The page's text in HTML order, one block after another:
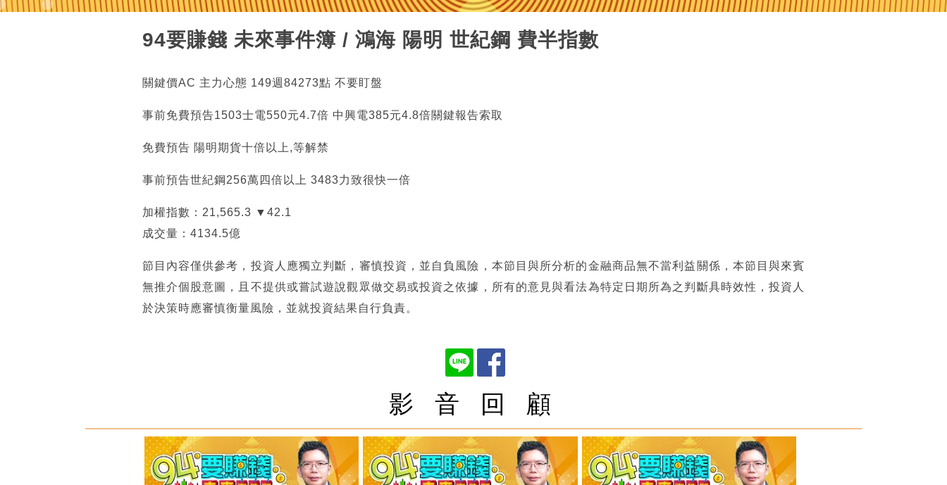
94要賺錢 未來事件簿 / 鴻海 陽明 世紀鋼 費半指數
關鍵價AC 主力心態 149週84273點 不要盯盤
事前免費預告1503士電550元4.7倍 中興電385元4.8倍關鍵報告索取
免費預告 陽明期貨十倍以上,等解禁
事前預告世紀鋼256萬四倍以上 3483力致很快一倍
加權指數：21,565.3 ▼42.1
成交量：4134.5億
節目內容僅供參考，投資人應獨立判斷，審慎投資，並自負風險，本節目與所分析的金融商品無不當利益關係，本節目與來賓
無推介個股意圖，且不提供或嘗試遊說觀眾做交易或投資之依據，所有的意見與看法為特定日期所為之判斷具時效性，投資人
於決策時應審慎衡量風險，並就投資結果自行負責。
影 音 回 顧